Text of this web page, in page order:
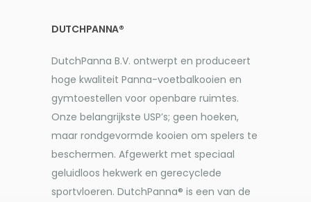
DUTCHPANNA®
DutchPanna B.V. ontwerpt en produceert
hoge kwaliteit Panna-voetbalkooien en
gymtoestellen voor openbare ruimtes.
Onze belangrijkste USP’s; geen hoeken,
maar rondgevormde kooien om spelers te
beschermen. Afgewerkt met speciaal
geluidloos hekwerk en gerecyclede
sportvloeren. DutchPanna® is een van de